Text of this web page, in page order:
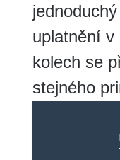
uplatnění
kolech se
stejného